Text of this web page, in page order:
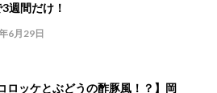
週間だけ！
6月29日
ロッケとぶどうの酢豚風！？】岡